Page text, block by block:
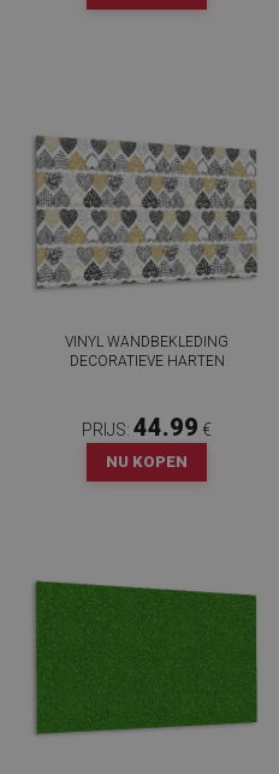
VINYL WANDBEKLEDING
DECORATIEVE HARTEN
PRIJS: 44.99 €
NU KOPEN